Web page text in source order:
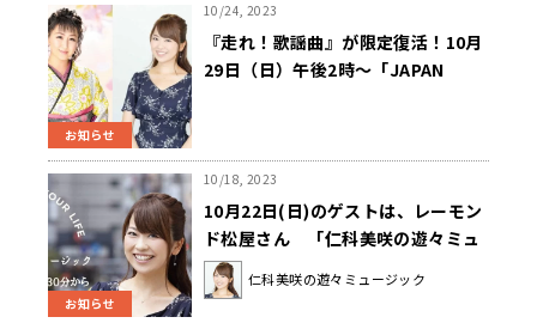
お知らせ
10/24, 2023
『走れ！歌謡曲』が限定復活！10月
29日（日）午後2時～「JAPAN
お知らせ
10/18, 2023
10月22日(日)のゲストは、レーモン
ド松屋さん 「仁科美咲の遊々ミュ
ージック」
仁科美咲の遊々ミュージック